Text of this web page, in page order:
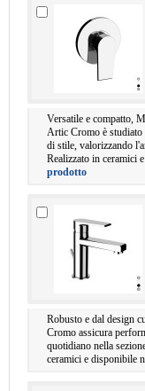
Versatile e compatto,
Artic Cromo è studiato
di stile, valorizzando
Realizzato in ceramici
prodotto
Robusto e dal design
Cromo assicura
quotidiano nella
ceramici e disponibile